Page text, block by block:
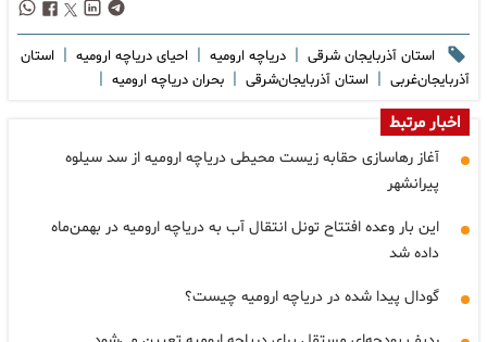
استان آذربایجان شرقی | دریاچه ارومیه | احیای دریاچه ارومیه | استان
آذربایجان‌غربی | استان آذربایجان‌شرقی | بحران دریاچه ارومیه |
اخبار مرتبط
آغاز رهاسازی حقابه زیست محیطی دریاچه ارومیه از سد سیلوه
پیرانشهر
این بار وعده افتتاح تونل انتقال آب به دریاچه ارومیه در بهمن‌ماه
داده شد
گودال پیدا شده در دریاچه ارومیه چیست؟